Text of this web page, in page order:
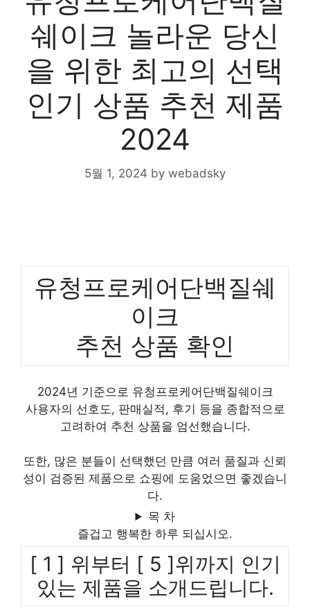
쉐이크 놀라운 당신
을 위한 최고의 선택
인기 상품 추천 제품
2024
5월 1, 2024 by webadsky
유청프로케어단백질쉐
이크
추천 상품 확인
2024년 기준으로 유청프로케어단백질쉐이크
사용자의 선호도, 판매실적, 후기 등을 종합적으로
고려하여 추천 상품을 엄선했습니다.
또한, 많은 분들이 선택했던 만큼 여러 품질과 신뢰
성이 검증된 제품으로 쇼핑에 도움었으면 좋겠습니
다.
목 차
즐겁고 행복한 하루 되십시오.
[ 1 ] 위부터 [ 5 ]위까지 인기
있는 제품을 소개드립니다.